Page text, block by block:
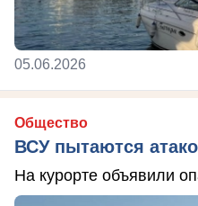
05.06.2026
Общество
ВСУ пытаются
На курорте объявили